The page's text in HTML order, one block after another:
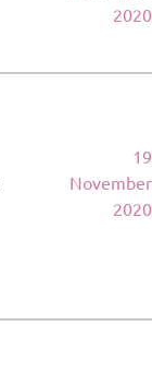
2020
19
November
2020